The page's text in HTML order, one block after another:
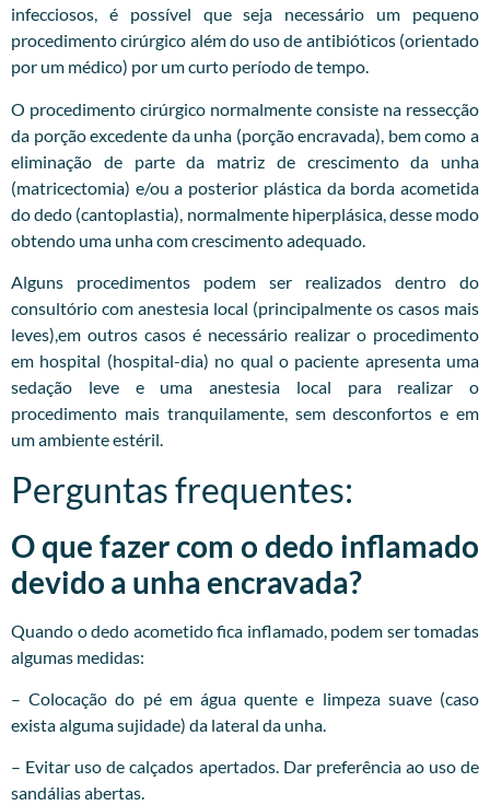
infecciosos, é possível que seja necessário um pequeno
procedimento cirúrgico além do uso de antibióticos (orientado
por um médico) por um curto período de tempo.
O procedimento cirúrgico normalmente consiste na ressecção
da porção excedente da unha (porção encravada), bem como a
eliminação de parte da matriz de crescimento da unha
(matricectomia) e/ou a posterior plástica da borda acometida
do dedo (cantoplastia), normalmente hiperplásica, desse modo
obtendo uma unha com crescimento adequado.
Alguns procedimentos podem ser realizados dentro do
consultório com anestesia local (principalmente os casos mais
leves),em outros casos é necessário realizar o procedimento
em hospital (hospital-dia) no qual o paciente apresenta uma
sedação leve e uma anestesia local para realizar o
procedimento mais tranquilamente, sem desconfortos e em
um ambiente estéril.
Perguntas frequentes:
O que fazer com o dedo inflamado
devido a unha encravada?
Quando o dedo acometido fica inflamado, podem ser tomadas
algumas medidas:
– Colocação do pé em água quente e limpeza suave (caso
exista alguma sujidade) da lateral da unha.
– Evitar uso de calçados apertados. Dar preferência ao uso de
sandálias abertas.